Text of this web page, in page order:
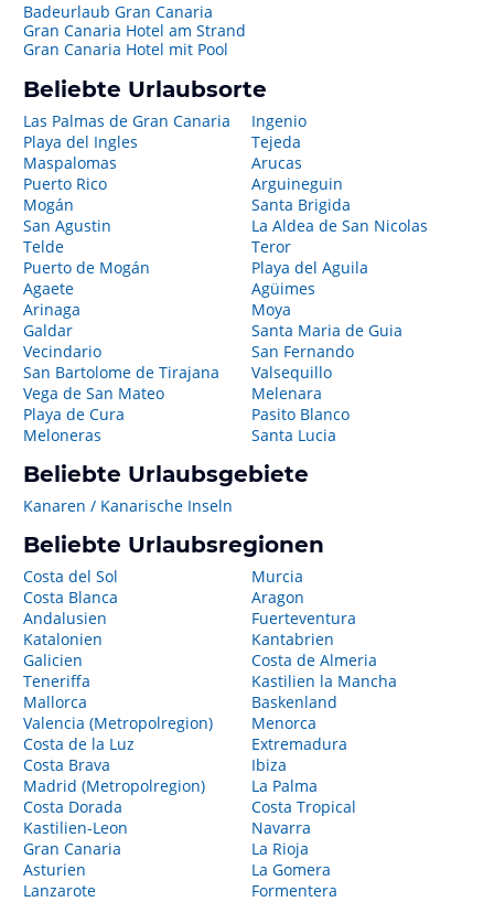
Badeurlaub Gran Canaria
Gran Canaria Hotel am Strand
Gran Canaria Hotel mit Pool
Beliebte Urlaubsorte
Las Palmas de Gran Canaria
Playa del Ingles
Maspalomas
Puerto Rico
Mogán
San Agustin
Telde
Puerto de Mogán
Agaete
Arinaga
Galdar
Vecindario
San Bartolome de Tirajana
Vega de San Mateo
Playa de Cura
Meloneras
Ingenio
Tejeda
Arucas
Arguineguin
Santa Brigida
La Aldea de San Nicolas
Teror
Playa del Aguila
Agüimes
Moya
Santa Maria de Guia
San Fernando
Valsequillo
Melenara
Pasito Blanco
Santa Lucia
Beliebte Urlaubsgebiete
Kanaren / Kanarische Inseln
Beliebte Urlaubsregionen
Costa del Sol
Costa Blanca
Andalusien
Katalonien
Galicien
Teneriffa
Mallorca
Valencia (Metropolregion)
Costa de la Luz
Costa Brava
Madrid (Metropolregion)
Costa Dorada
Kastilien-Leon
Gran Canaria
Asturien
Lanzarote
Murcia
Aragon
Fuerteventura
Kantabrien
Costa de Almeria
Kastilien la Mancha
Baskenland
Menorca
Extremadura
Ibiza
La Palma
Costa Tropical
Navarra
La Rioja
La Gomera
Formentera